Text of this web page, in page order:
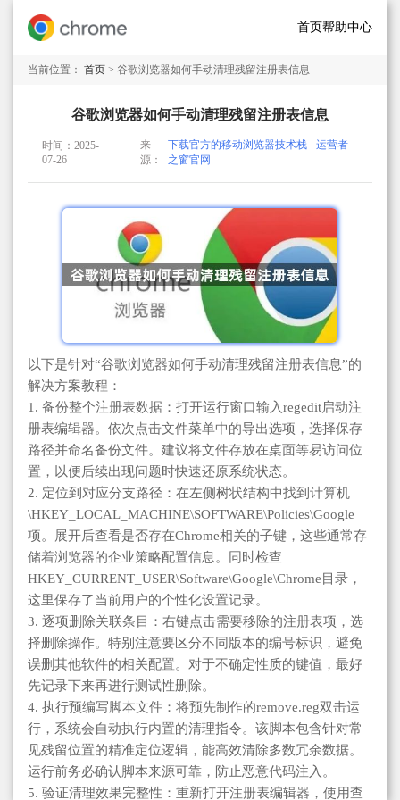
首页帮助中心
当前位置： 首页 > 谷歌浏览器如何手动清理残留注册表信息
谷歌浏览器如何手动清理残留注册表信息
时间：2025-
07-26
来
源：
下载官方的移动浏览器技术栈 - 运营者
之窗官网
以下是针对“谷歌浏览器如何手动清理残留注册表信息”的
解决方案教程：
1. 备份整个注册表数据：打开运行窗口输入regedit启动注
册表编辑器。依次点击文件菜单中的导出选项，选择保存
路径并命名备份文件。建议将文件存放在桌面等易访问位
置，以便后续出现问题时快速还原系统状态。
2. 定位到对应分支路径：在左侧树状结构中找到计算机
\HKEY_LOCAL_MACHINE\SOFTWARE\Policies\Google
项。展开后查看是否存在Chrome相关的子键，这些通常存
储着浏览器的企业策略配置信息。同时检查
HKEY_CURRENT_USER\Software\Google\Chrome目录，
这里保存了当前用户的个性化设置记录。
3. 逐项删除关联条目：右键点击需要移除的注册表项，选
择删除操作。特别注意要区分不同版本的编号标识，避免
误删其他软件的相关配置。对于不确定性质的键值，最好
先记录下来再进行测试性删除。
4. 执行预编写脚本文件：将预先制作的remove.reg双击运
行，系统会自动执行内置的清理指令。该脚本包含针对常
见残留位置的精准定位逻辑，能高效清除多数冗余数据。
运行前务必确认脚本来源可靠，防止恶意代码注入。
5. 验证清理效果完整性：重新打开注册表编辑器，使用查